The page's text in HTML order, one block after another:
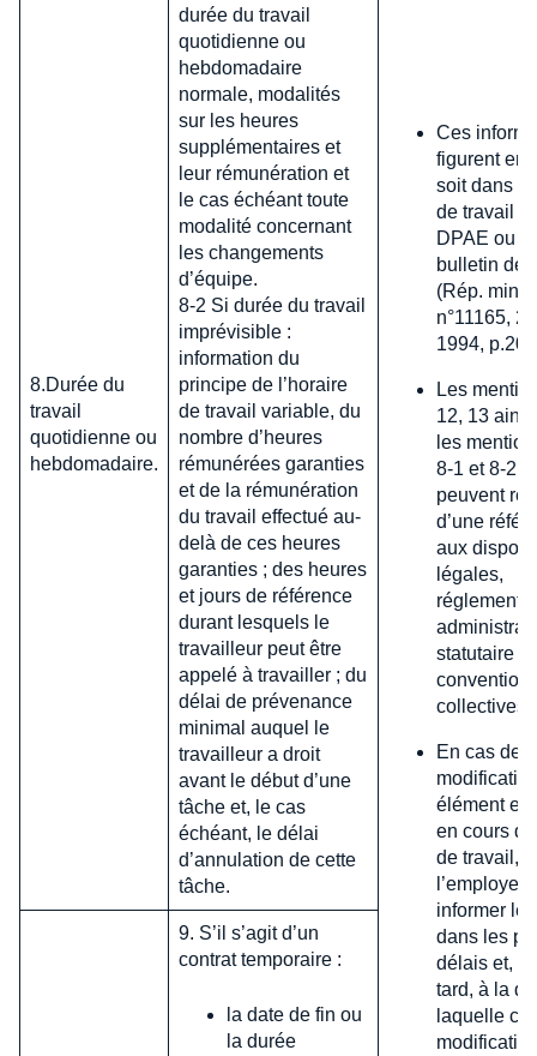
Ces
figurent en
soit dans le
de travail
DPAE ou le
bulletin de
(Rép. min.
n°11165,
1994,
Les
12, 13
les
8-1 et 8-2
peuvent
d’une
aux
légales,
statutaire
collectives.
En cas de
élément
en cours
de travail,
informer le
dans les
délais et,
tard, à la
laquelle
8.Durée du
travail
quotidienne ou
hebdomadaire.
durée du travail
quotidienne ou
hebdomadaire
normale, modalités
sur les heures
supplémentaires et
leur rémunération et
le cas échéant toute
modalité concernant
les changements
d’équipe.
8-2 Si durée du travail
imprévisible :
information du
principe de l’horaire
de travail variable, du
nombre d’heures
rémunérées garanties
et de la rémunération
du travail effectué au-
delà de ces heures
garanties ; des heures
et jours de référence
durant lesquels le
travailleur peut être
appelé à travailler ; du
délai de prévenance
minimal auquel le
travailleur a droit
avant le début d’une
tâche et, le cas
échéant, le délai
d’annulation de cette
tâche.
9. S’il s’agit d’un
contrat temporaire :
la date de fin ou
la durée